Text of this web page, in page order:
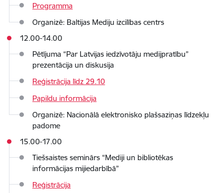
Programma
Organizē: Baltijas Mediju izcilības centrs
12.00-14.00
Pētījuma “Par Latvijas iedzīvotāju medijpratību”
prezentācija un diskusija
Reģistrācija līdz 29.10
Papildu informācija
Organizē: Nacionālā elektronisko plašsaziņas līdzekļu
padome
15.00-17.00
Tiešsaistes seminārs “Mediji un bibliotēkas
informācijas mijiedarbībā”
Reģistrācija